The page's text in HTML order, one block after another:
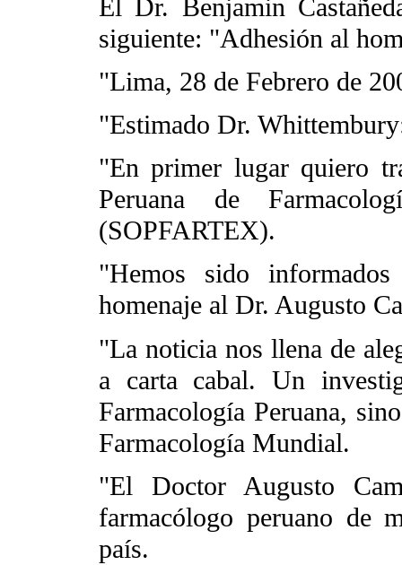
El Dr. Benjamin
siguiente: "Adhesión al
"Lima, 28 de Febrero de
"Estimado Dr.
"En primer lugar quiero
Peruana de
(SOPFARTEX).
"Hemos sido
homenaje al Dr. Augusto
"La noticia nos llena de
a carta cabal. Un
Farmacología Peruana,
Farmacología Mundial.
"El Doctor Augusto
farmacólogo peruano de
país.